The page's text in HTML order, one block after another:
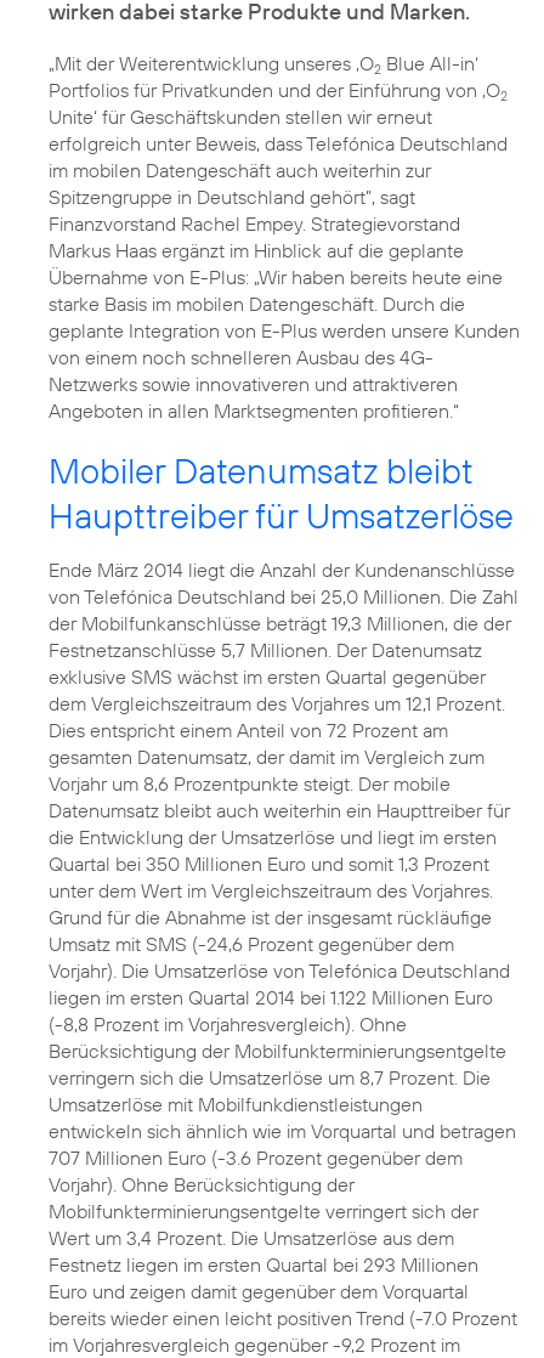
„Mit der Weiterentwicklung unseres ‚O2 Blue All-in‘
Portfolios für Privatkunden und der Einführung von ‚O2
Unite‘ für Geschäftskunden stellen wir erneut
erfolgreich unter Beweis, dass Telefónica Deutschland
im mobilen Datengeschäft auch weiterhin zur
Spitzengruppe in Deutschland gehört”, sagt
Finanzvorstand Rachel Empey. Strategievorstand
Markus Haas ergänzt im Hinblick auf die geplante
Übernahme von E-Plus: „Wir haben bereits heute eine
starke Basis im mobilen Datengeschäft. Durch die
geplante Integration von E-Plus werden unsere Kunden
von einem noch schnelleren Ausbau des 4G-
Netzwerks sowie innovativeren und attraktiveren
Angeboten in allen Marktsegmenten profitieren.“
Mobiler Datenumsatz bleibt
Haupttreiber für Umsatzerlöse
Ende März 2014 liegt die Anzahl der Kundenanschlüsse
von Telefónica Deutschland bei 25,0 Millionen. Die Zahl
der Mobilfunkanschlüsse beträgt 19,3 Millionen, die der
Festnetzanschlüsse 5,7 Millionen. Der Datenumsatz
exklusive SMS wächst im ersten Quartal gegenüber
dem Vergleichszeitraum des Vorjahres um 12,1 Prozent.
Dies entspricht einem Anteil von 72 Prozent am
gesamten Datenumsatz, der damit im Vergleich zum
Vorjahr um 8,6 Prozentpunkte steigt. Der mobile
Datenumsatz bleibt auch weiterhin ein Haupttreiber für
die Entwicklung der Umsatzerlöse und liegt im ersten
Quartal bei 350 Millionen Euro und somit 1,3 Prozent
unter dem Wert im Vergleichszeitraum des Vorjahres.
Grund für die Abnahme ist der insgesamt rückläufige
Umsatz mit SMS (-24,6 Prozent gegenüber dem
Vorjahr). Die Umsatzerlöse von Telefónica Deutschland
liegen im ersten Quartal 2014 bei 1.122 Millionen Euro
(-8,8 Prozent im Vorjahresvergleich). Ohne
Berücksichtigung der Mobilfunkterminierungsentgelte
verringern sich die Umsatzerlöse um 8,7 Prozent. Die
Umsatzerlöse mit Mobilfunkdienstleistungen
entwickeln sich ähnlich wie im Vorquartal und betragen
707 Millionen Euro (-3.6 Prozent gegenüber dem
Vorjahr). Ohne Berücksichtigung der
Mobilfunkterminierungsentgelte verringert sich der
Wert um 3,4 Prozent. Die Umsatzerlöse aus dem
Festnetz liegen im ersten Quartal bei 293 Millionen
Euro und zeigen damit gegenüber dem Vorquartal
bereits wieder einen leicht positiven Trend (-7.0 Prozent
im Vorjahresvergleich gegenüber -9,2 Prozent im